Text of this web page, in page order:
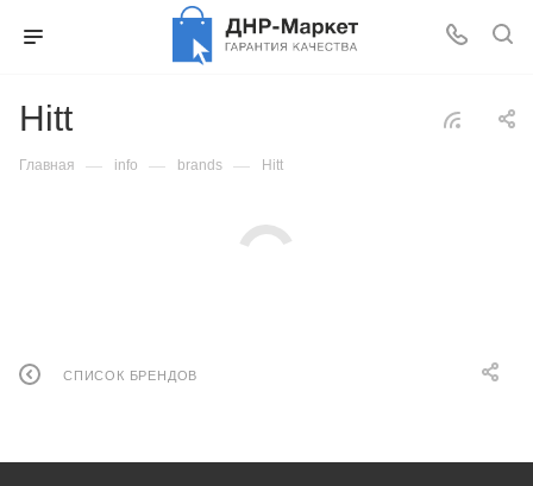
Hitt
Главная — info — brands — Hitt
СПИСОК БРЕНДОВ